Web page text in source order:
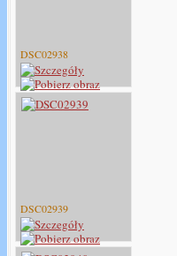
DSC02938
DSC02939